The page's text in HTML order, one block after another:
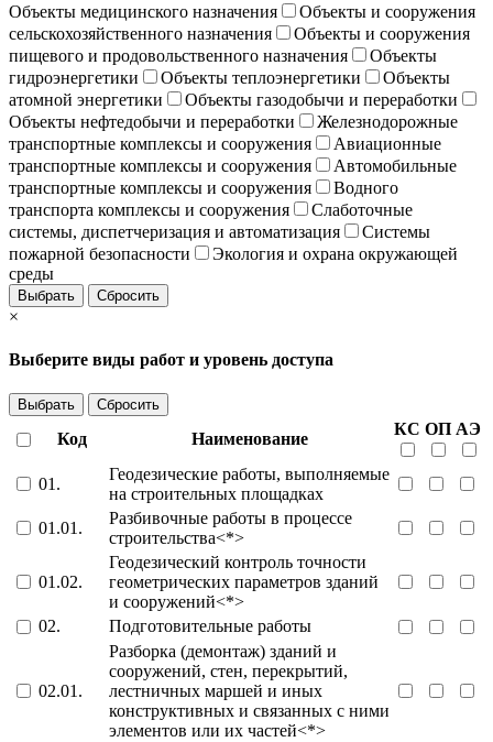
Объекты медицинского назначения
Объекты и сооружения
сельскохозяйственного назначения
Объекты и сооружения
пищевого и продовольственного назначения
Объекты
гидроэнергетики
Объекты теплоэнергетики
Объекты
атомной энергетики
Объекты газодобычи и переработки
Объекты нефтедобычи и переработки
Железнодорожные
транспортные комплексы и сооружения
Авиационные
транспортные комплексы и сооружения
Автомобильные
транспортные комплексы и сооружения
Водного
транспорта комплексы и сооружения
Слаботочные
системы, диспетчеризация и автоматизация
Системы
пожарной безопасности
Экология и охрана окружающей
среды
Выбрать Сбросить
×
Выберите виды работ и уровень доступа
Выбрать Сбросить
Код Наименование
КС ОП АЭ
01.
Геодезические работы, выполняемые
на строительных площадках
01.01.
Разбивочные работы в процессе
строительства<*>
01.02.
Геодезический контроль точности
геометрических параметров зданий
и сооружений<*>
02.
Подготовительные работы
02.01.
Разборка (демонтаж) зданий и
сооружений, стен, перекрытий,
лестничных маршей и иных
конструктивных и связанных с ними
элементов или их частей<*>